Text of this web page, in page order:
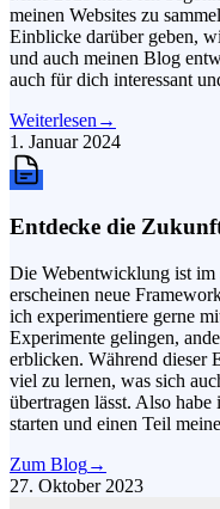
meinen Websites zu
Einblicke darüber geben,
und auch meinen Blog
auch für dich interessant
Weiterlesen→
1. Januar 2024
Entdecke die
Die Webentwicklung ist im
erscheinen neue
ich experimentiere gerne
Experimente gelingen,
erblicken. Während dieser
viel zu lernen, was sich
übertragen lässt. Also
starten und einen Teil
Zum Blog→
27. Oktober 2023